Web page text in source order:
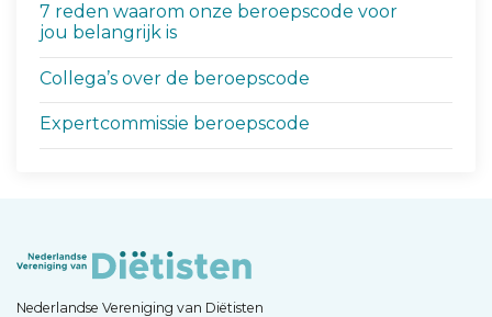
7 reden waarom onze beroepscode voor
jou belangrijk is
Collega’s over de beroepscode
Expertcommissie beroepscode
Nederlandse Vereniging van Diëtisten